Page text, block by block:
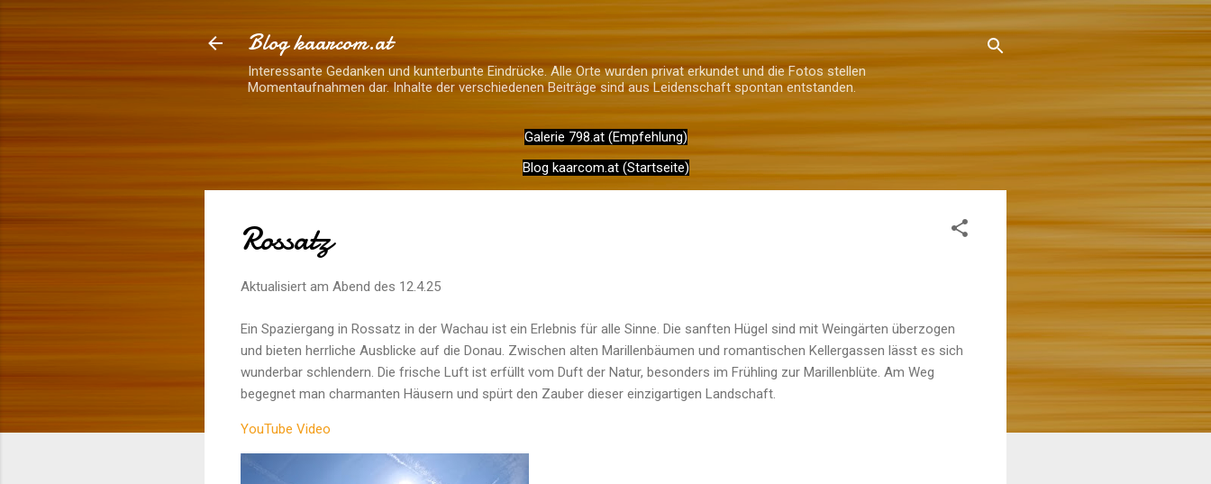
Direkt zum Hauptbereich
Blog kaarcom.at
Interessante Gedanken und kunterbunte Eindrücke. Alle Orte wurden privat erkundet und die Fotos stellen
Momentaufnahmen dar. Inhalte der verschiedenen Beiträge sind aus Leidenschaft spontan entstanden.
Galerie 798.at (Empfehlung)
Blog kaarcom.at (Startseite)
Rossatz
Aktualisiert am Abend des 12.4.25
Ein Spaziergang in Rossatz in der Wachau ist ein Erlebnis für alle Sinne. Die sanften Hügel sind mit Weingärten überzogen
und bieten herrliche Ausblicke auf die Donau. Zwischen alten Marillenbäumen und romantischen Kellergassen lässt es sich
wunderbar schlendern. Die frische Luft ist erfüllt vom Duft der Natur, besonders im Frühling zur Marillenblüte. Am Weg
begegnet man charmanten Häusern und spürt den Zauber dieser einzigartigen Landschaft.
YouTube Video